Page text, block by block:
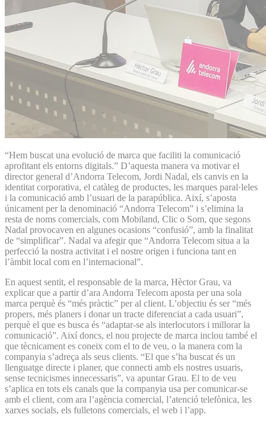
“Hem buscat una evolució de marca que faciliti la comunicació
aprofitant els entorns digitals.” D’aquesta manera va motivar el
director general d’Andorra Telecom, Jordi Nadal, els canvis en la
identitat corporativa, el catàleg de productes, les marques paral·leles
i la comunicació amb l’usuari de la parapública. Així, s’aposta
únicament per la denominació “Andorra Telecom” i s’elimina la
resta de noms comercials, com Mobiland, Clic o Som, que segons
Nadal provocaven en algunes ocasions “confusió”, amb la finalitat
de “simplificar”. Nadal va afegir que “Andorra Telecom situa a la
perfecció la nostra activitat i el nostre origen i funciona tant en
l’àmbit local com en l’internacional”.
En aquest sentit, el responsable de la marca, Hèctor Grau, va
explicar que a partir d’ara Andorra Telecom aposta per una sola
marca perquè és “més pràctic” per al client. L’objectiu és ser “més
propers, més planers i donar un tracte diferenciat a cada usuari”,
perquè el que es busca és “adaptar-se als interlocutors i millorar la
comunicació”. Així doncs, el nou projecte de marca inclou també el
que tècnicament es coneix com el to de veu, o la manera com la
companyia s’adreça als seus clients. “El que s’ha buscat és un
llenguatge directe i planer, que connecti amb els nostres usuaris,
sense tecnicismes innecessaris”, va apuntar Grau. El to de veu
s’aplica en tots els canals que la companyia usa per comunicar-se
amb el client, com ara l’agència comercial, l’atenció telefònica, les
xarxes socials, els fulletons comercials, el web i l’app.